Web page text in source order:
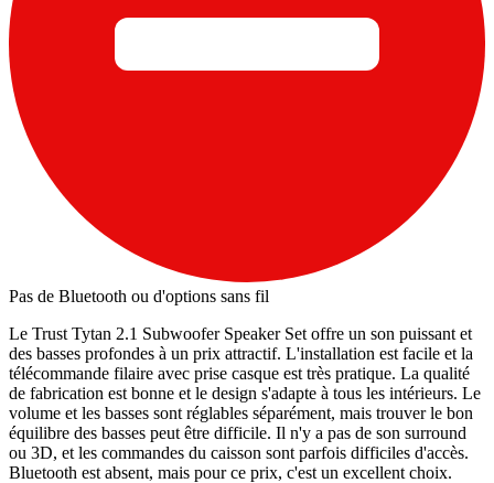
Pas de Bluetooth ou d'options sans fil
Le Trust Tytan 2.1 Subwoofer Speaker Set offre un son puissant et
des basses profondes à un prix attractif. L'installation est facile et la
télécommande filaire avec prise casque est très pratique. La qualité
de fabrication est bonne et le design s'adapte à tous les intérieurs. Le
volume et les basses sont réglables séparément, mais trouver le bon
équilibre des basses peut être difficile. Il n'y a pas de son surround
ou 3D, et les commandes du caisson sont parfois difficiles d'accès.
Bluetooth est absent, mais pour ce prix, c'est un excellent choix.